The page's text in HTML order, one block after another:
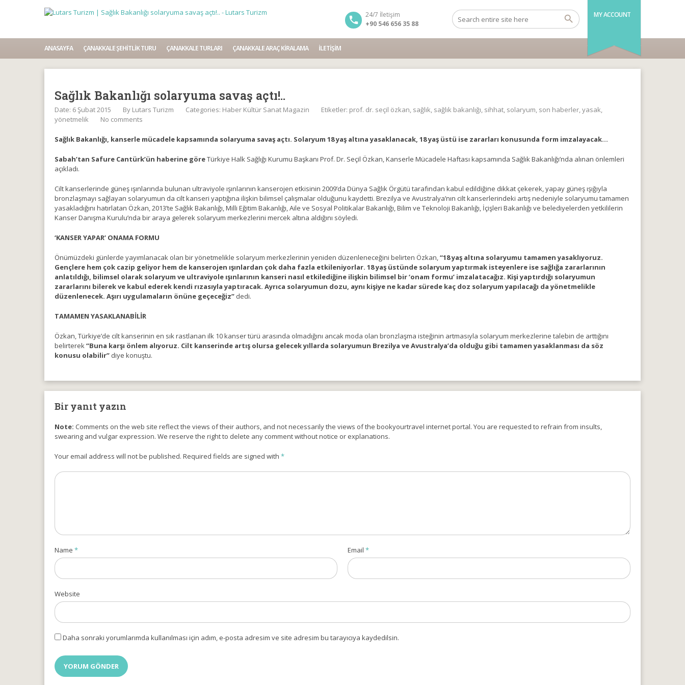
MY ACCOUNT
24/7 İletişim
+90 546 656 35 88
ANASAYFA ÇANAKKALE ŞEHITLIK TURU ÇANAKKALE TURLARI ÇANAKKALE ARAÇ KIRALAMA İLETIŞIM
Sağlık Bakanlığı solaryuma savaş açtı!..
Date: 6 Şubat 2015 By Lutars Turizm Categories: Haber Kültür Sanat Magazin Etiketler: prof. dr. seçil özkan, sağlık, sağlık bakanlığı, sihhat, solaryum, son haberler,yasak,
yönetmelik
No comments
Sağlık Bakanlığı, kanserle mücadele kapsamında solaryuma savaş açtı. Solaryum 18 yaş altına yasaklanacak, 18 yaş üstü ise zararları konusunda form imzalayacak…
Sabah’tan Safure Cantürk’ün haberine göreTürkiye Halk Sağlığı Kurumu Başkanı Prof. Dr. Seçil Özkan, Kanserle Mücadele Haftası kapsamında Sağlık Bakanlığı’nda alınan önlemleri
açıkladı.
Cilt kanserlerinde güneş ışınlarında bulunan ultraviyole ışınlarının kanserojen etkisinin 2009’da Dünya Sağlık Örgütü tarafından kabul edildiğine dikkat çekerek, yapay güneş ışığıyla
bronzlaşmayı sağlayan solaryumun da cilt kanseri yaptığına ilişkin bilimsel çalışmalar olduğunu kaydetti. Brezilya ve Avustralya’nın cilt kanserlerindeki artış nedeniyle solaryumu tamamen
yasakladığını hatırlatan Özkan, 2013’te Sağlık Bakanlığı, Milli Eğitim Bakanlığı, Aile ve Sosyal Politikalar Bakanlığı, Bilim ve Teknoloji Bakanlığı, İçişleri Bakanlığı ve belediyelerden yetkililerin
Kanser Danışma Kurulu’nda bir araya gelerek solaryum merkezlerini mercek altına aldığını söyledi.
‘KANSER YAPAR’ ONAMA FORMU
Önümüzdeki günlerde yayımlanacak olan bir yönetmelikle solaryum merkezlerinin yeniden düzenleneceğini belirten Özkan,“18 yaş altına solaryumu tamamen yasaklıyoruz.
Gençlere hem çok cazip geliyor hem de kanserojen ışınlardan çok daha fazla etkileniyorlar. 18 yaş üstünde solaryum yaptırmak isteyenlere ise sağlığa zararlarının
anlatıldığı, bilimsel olarak solaryum ve ultraviyole ışınlarının kanseri nasıl etkilediğine ilişkin bilimsel bir ‘onam formu’ imzalatacağız. Kişi yaptırdığı solaryumun
zararlarını bilerek ve kabul ederek kendi rızasıyla yaptıracak. Ayrıca solaryumun dozu, aynı kişiye ne kadar sürede kaç doz solaryum yapılacağı da yönetmelikle
düzenlenecek. Aşırı uygulamaların önüne geçeceğiz” dedi.
TAMAMEN YASAKLANABİLİR
Özkan, Türkiye’de cilt kanserinin en sık rastlanan ilk 10 kanser türü arasında olmadığını ancak moda olan bronzlaşma isteğinin artmasıyla solaryum merkezlerine talebin de arttığını
belirterek“Buna karşı önlem alıyoruz. Cilt kanserinde artış olursa gelecek yıllarda solaryumun Brezilya ve Avustralya’da olduğu gibi tamamen yasaklanması da söz
konusu olabilir” diye konuştu.
Bir yanıt yazın
Note: Comments on the web site reflect the views of their authors, and not necessarily the views of the bookyourtravel internet portal. You are requested to refrain from insults,
swearing and vulgar expression. We reserve the right to delete any comment without notice or explanations.
Your email address will not be published. Required fields are signed with *
Name * Email *
Website
Daha sonraki yorumlarımda kullanılması için adım, e-posta adresim ve site adresim bu tarayıcıya kaydedilsin.